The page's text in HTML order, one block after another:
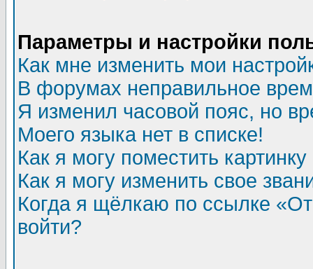
Параметры и настройки
Как мне изменить мои
В форумах неправильное
Я изменил часовой пояс, но
Моего языка нет в списке!
Как я могу поместить
Как я могу изменить свое
Когда я щёлкаю по ссылке
войти?